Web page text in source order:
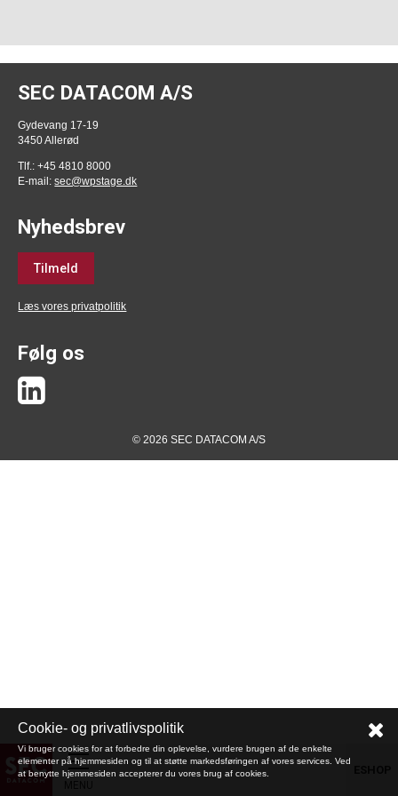
SEC DATACOM A/S
Gydevang 17-19
3450 Allerød
Tlf.: +45 4810 8000
E-mail:sec@wpstage.dk
Nyhedsbrev
Tilmeld
Læs vores privatpolitik
Følg os
© 2026 SEC DATACOM A/S
Cookie- og privatlivspolitik
Vi bruger cookies for at forbedre din oplevelse, vurdere brugen af de enkelte
elementer på hjemmesiden og til at støtte markedsføringen af vores services. Ved
at benytte hjemmesiden accepterer du vores brug af cookies.